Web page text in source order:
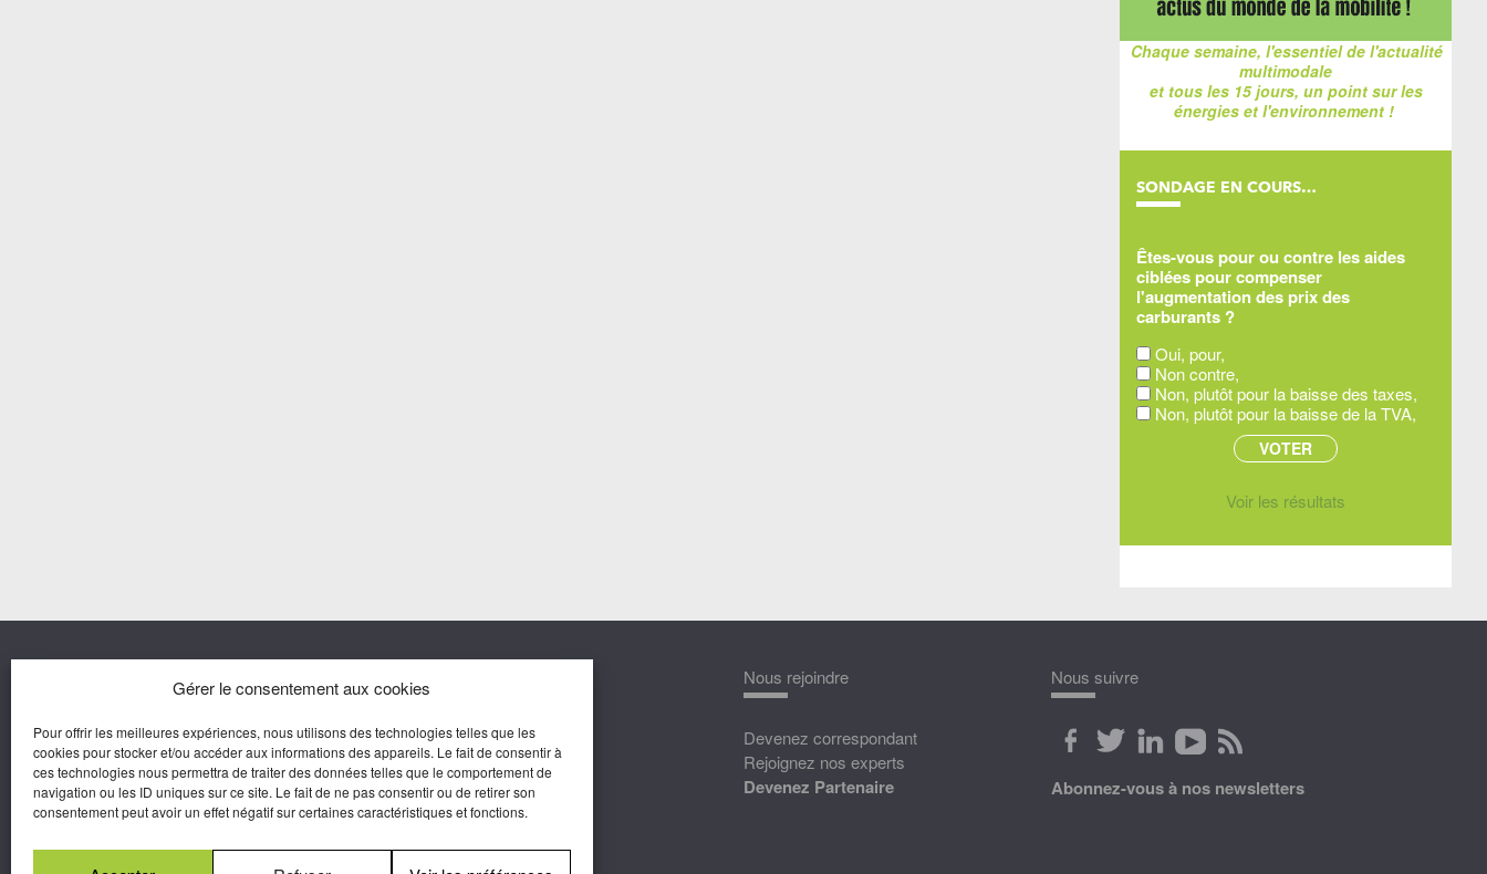
Gérer le consentement aux cookies
Pour offrir les meilleures expériences, nous utilisons des technologies telles que les
cookies pour stocker et/ou accéder aux informations des appareils. Le fait de consentir à
ces technologies nous permettra de traiter des données telles que le comportement de
navigation ou les ID uniques sur ce site. Le fait de ne pas consentir ou de retirer son
consentement peut avoir un effet négatif sur certaines caractéristiques et fonctions.
Chaque semaine, l'essentiel de l'actualité
multimodale
et tous les 15 jours, un point sur les
énergies et l'environnement !
SONDAGE EN COURS…
Êtes-vous pour ou contre les aides
ciblées pour compenser
l'augmentation des prix des
carburants ?
Oui, pour,
Non contre,
Non, plutôt pour la baisse des taxes,
Non, plutôt pour la baisse de la TVA,
Voir les résultats
Une marque d’Agora Médias,
Éditeur de presse.
Agora Médias
Yves Guittat
Nous rejoindre
Devenez correspondant
Rejoignez nos experts
Devenez Partenaire
Nous suivre
Abonnez-vous à nos newsletters